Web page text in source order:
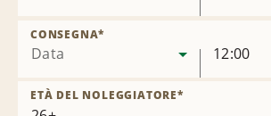
Data
CONSEGNA*
12:00
ETÀ DEL NOLEGGIATORE*